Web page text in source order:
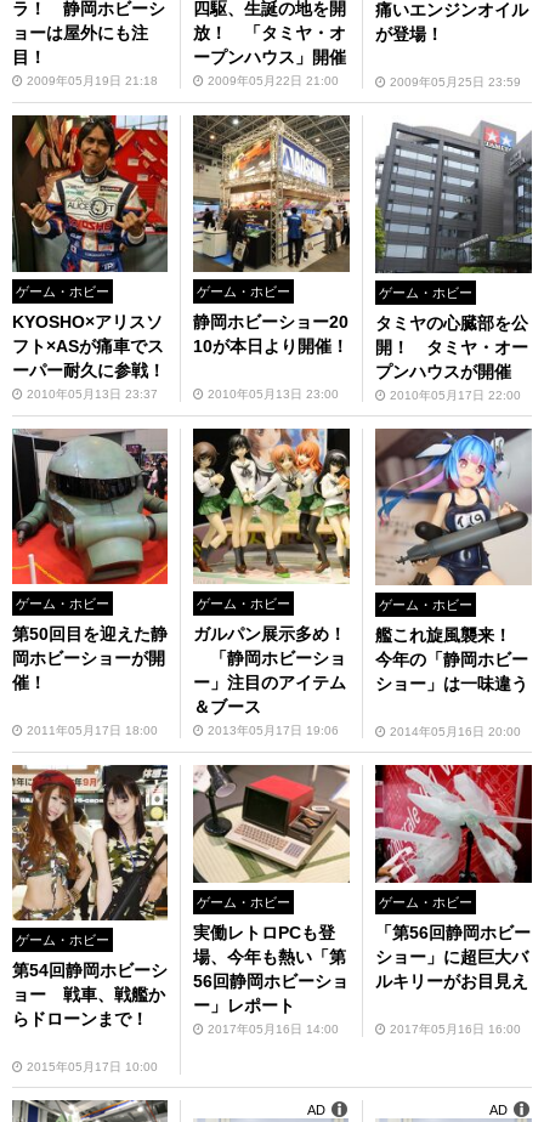
ラ！ 静岡ホビーシ
ョーは屋外にも注
目！
2009年05月19日 21:18
四駆、生誕の地を開
放！ 「タミヤ・オ
ープンハウス」開催
2009年05月22日 21:00
痛いエンジンオイル
が登場！
2009年05月25日 23:59
ゲーム・ホビー
KYOSHO×アリスソ
フト×ASが痛車でス
ーパー耐久に参戦！
2010年05月13日 23:37
ゲーム・ホビー
静岡ホビーショー20
10が本日より開催！
2010年05月13日 23:00
ゲーム・ホビー
タミヤの心臓部を公
開！ タミヤ・オー
プンハウスが開催
2010年05月17日 22:00
ゲーム・ホビー
第50回目を迎えた静
岡ホビーショーが開
催！
2011年05月17日 18:00
ゲーム・ホビー
ガルパン展示多め！
「静岡ホビーショ
ー」注目のアイテム
＆ブース
2013年05月17日 19:06
ゲーム・ホビー
艦これ旋風襲来！
今年の「静岡ホビー
ショー」は一味違う
2014年05月16日 20:00
ゲーム・ホビー
第54回静岡ホビーシ
ョー 戦車、戦艦か
らドローンまで！
2015年05月17日 10:00
ゲーム・ホビー
実働レトロPCも登
場、今年も熱い「第
56回静岡ホビーショ
ー」レポート
2017年05月16日 14:00
ゲーム・ホビー
「第56回静岡ホビー
ショー」に超巨大バ
ルキリーがお目見え
2017年05月16日 16:00
AD AD